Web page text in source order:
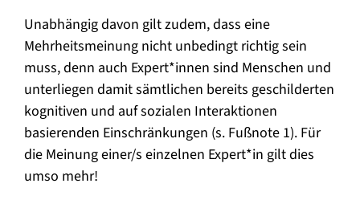
Unabhängig davon gilt zudem, dass eine
Mehrheitsmeinung nicht unbedingt richtig sein
muss, denn auch Expert*innen sind Menschen und
unterliegen damit sämtlichen bereits geschilderten
kognitiven und auf sozialen Interaktionen
basierenden Einschränkungen (s. Fußnote 1). Für
die Meinung einer/s einzelnen Expert*in gilt dies
umso mehr!